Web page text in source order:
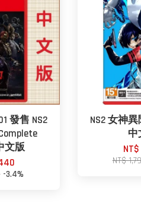
發售 NS2
文版
-3.4%
NS2 女神
中
NT$